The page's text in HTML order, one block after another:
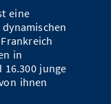
eine
in
junge
ihnen